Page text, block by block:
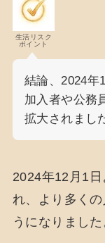
生活リスク
ポイント
結論、2024年
加入者や公務
拡大されまし
2024年12月1
れ、より多く
うになりました